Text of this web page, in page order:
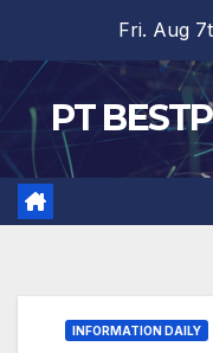
content
Fri. Aug
PT
INFORMATION DAILY